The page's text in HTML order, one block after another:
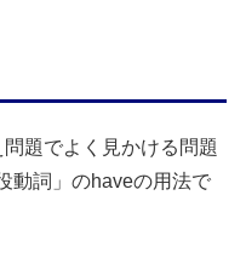
題でよく見かける問題
動詞」のhaveの用法で